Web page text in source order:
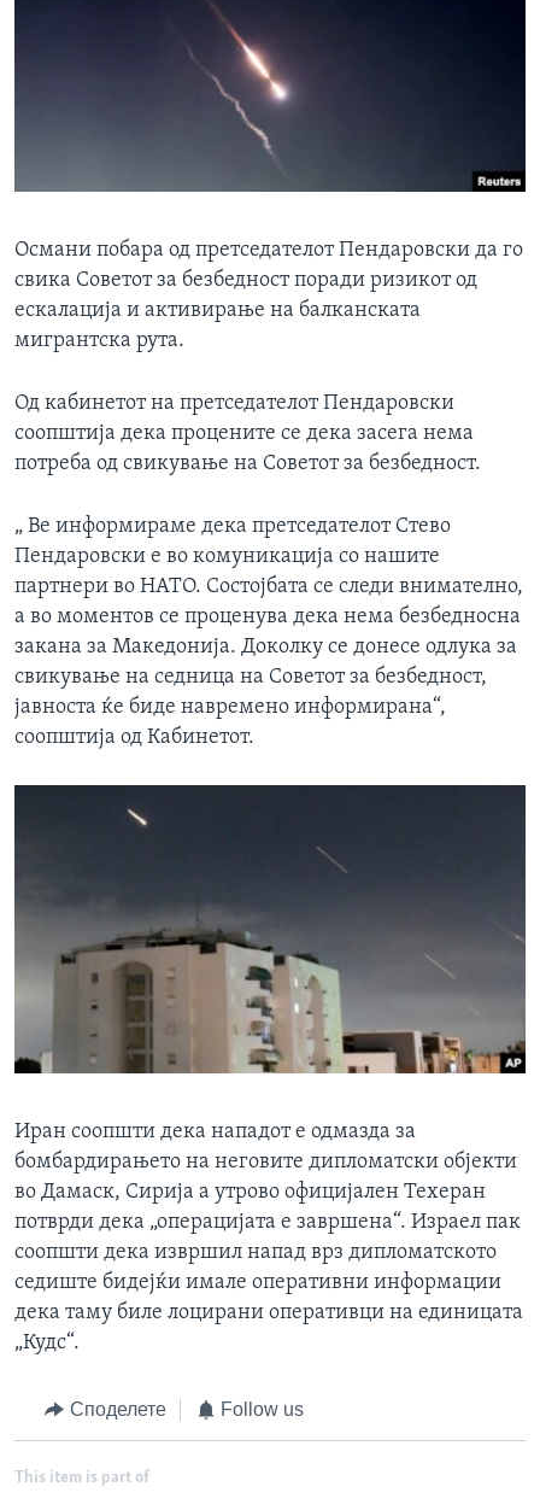
Османи побара од претседателот Пендаровски да го
свика Советот за безбедност поради ризикот од
ескалација и активирање на балканската
мигрантска рута.
Од кабинетот на претседателот Пендаровски
соопштија дека процените се дека засега нема
потреба од свикување на Советот за безбедност.
„ Ве информираме дека претседателот Стево
Пендаровски е во комуникација со нашите
партнери во НАТО. Состојбата се следи внимателно,
а во моментов се проценува дека нема безбедносна
закана за Македонија. Доколку се донесе одлука за
свикување на седница на Советот за безбедност,
јавноста ќе биде навремено информирана“,
соопштија од Кабинетот.
Иран соопшти дека нападот е одмазда за
бомбардирањето на неговите дипломатски објекти
во Дамаск, Сирија а утрово официјален Техеран
потврди дека „операцијата е завршена“. Израел пак
соопшти дека извршил напад врз дипломатското
седиште бидејќи имале оперативни информации
дека таму биле лоцирани оперативци на единицата
„Кудс“.
Споделете Follow us
This item is part of